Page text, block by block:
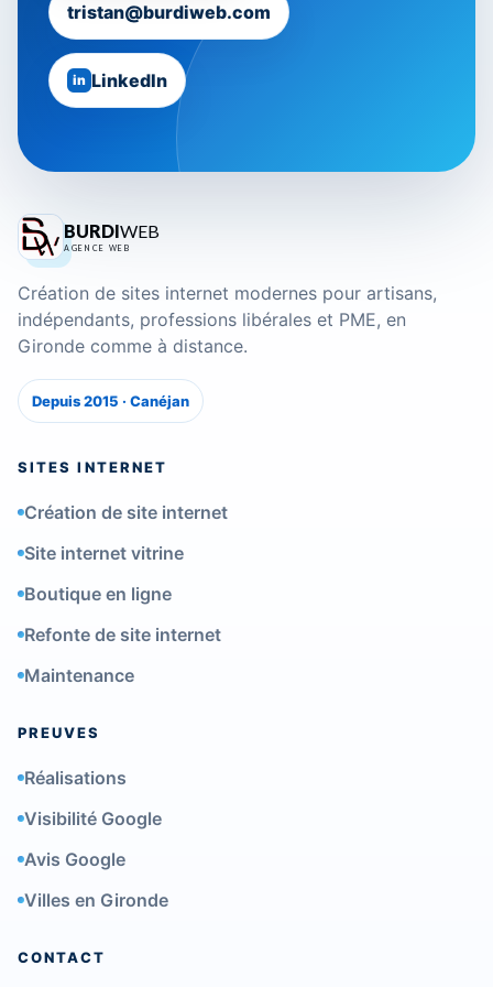
tristan@burdiweb.com
in LinkedIn
BURDIWEB
AGENCE WEB
Création de sites internet modernes pour artisans,
indépendants, professions libérales et PME, en
Gironde comme à distance.
Depuis 2015 · Canéjan
SITES INTERNET
Création de site internet
Site internet vitrine
Boutique en ligne
Refonte de site internet
Maintenance
PREUVES
Réalisations
Visibilité Google
Avis Google
Villes en Gironde
CONTACT